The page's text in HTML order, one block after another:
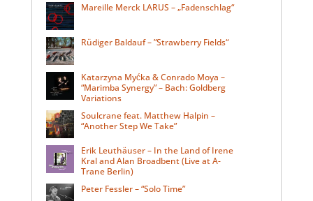
Mareille Merck LARUS – „Fadenschlag“
Rüdiger Baldauf – ”Strawberry Fields“
Katarzyna Myćka & Conrado Moya –
“Marimba Synergy” – Bach: Goldberg
Variations
Soulcrane feat. Matthew Halpin –
“Another Step We Take”
Erik Leuthäuser – In the Land of Irene
Kral and Alan Broadbent (Live at A-
Trane Berlin)
Peter Fessler – “Solo Time”